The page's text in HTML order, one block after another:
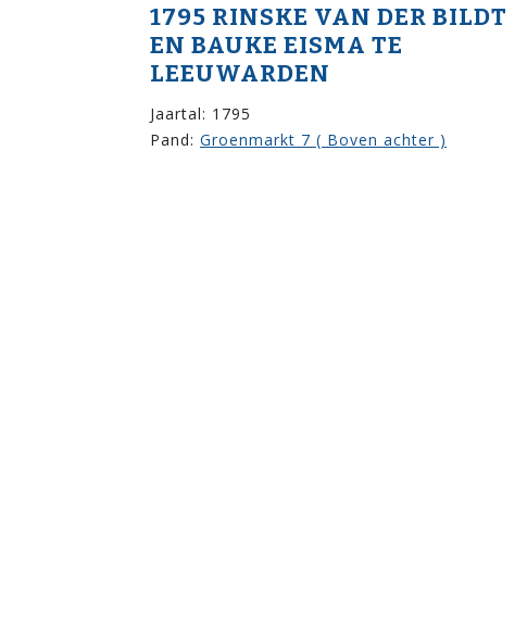
1795 RINSKE VAN DER BILDT
EN BAUKE EISMA TE
LEEUWARDEN
Jaartal: 1795
Pand: Groenmarkt 7 ( Boven achter )